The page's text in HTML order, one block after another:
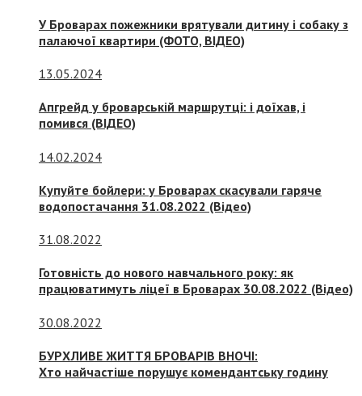
У Броварах пожежники врятували дитину і собаку з
палаючої квартири (ФОТО, ВІДЕО)
13.05.2024
Апгрейд у броварській маршрутці: і доїхав, і
помився (ВІДЕО)
14.02.2024
Купуйте бойлери: у Броварах скасували гаряче
водопостачання 31.08.2022 (Відео)
31.08.2022
Готовність до нового навчального року: як
працюватимуть ліцеї в Броварах 30.08.2022 (Відео)
30.08.2022
БУРХЛИВЕ ЖИТТЯ БРОВАРІВ ВНОЧІ:
Хто найчастіше порушує комендантську годину